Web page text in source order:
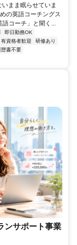
まま眠らせていま
の英語コーチングス
コーチ」と聞く...
即日勤務OK
有資格者歓迎
研修あり
歴書不要
ンサポート事業